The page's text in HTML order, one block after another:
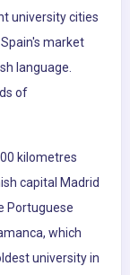
university cities
market
language.
of
kilometres
capital Madrid
Portuguese
which
university in